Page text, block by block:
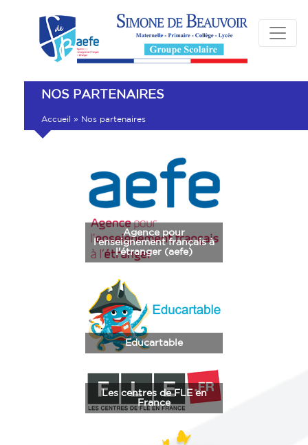
NOS PARTENAIRES
Accueil » Nos partenaires
Agence pour
l'enseignement français à
l'étranger (aefe)
Educartable
Les centres de FLE en
France